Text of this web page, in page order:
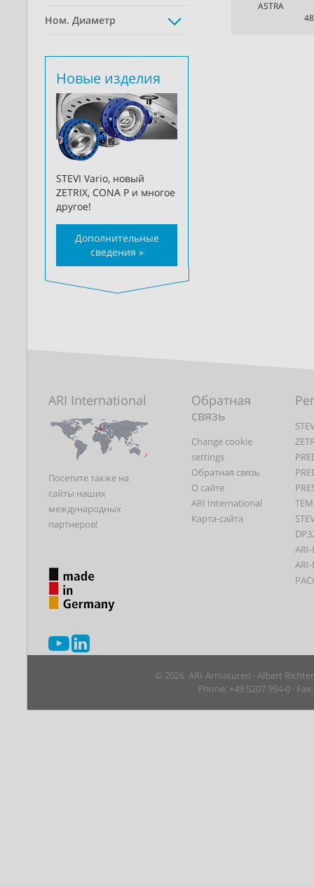
ASTRA
Ном. Диаметр
Новые изделия
STEVI Vario, новый
ZETRIX, CONA P и многое
другое!
Дополнительные
сведения »
ARI International
Посетите также на
сайты наших
международных
партнеров!
Обратная
связь
Change cookie
settings
Обратная связь
О сайте
ARI International
Карта-сайта
© 2026 ARI-Armaturen · Albert
Phone: +49 5207 994-0 ·